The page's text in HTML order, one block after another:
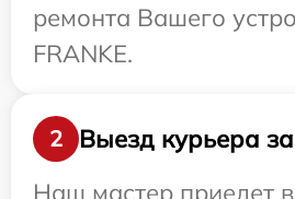
ремонта Вашего
FRANKE.
2
Выезд курьера